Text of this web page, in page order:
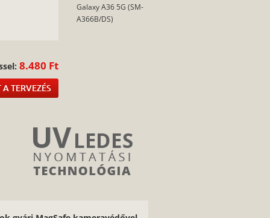
8.480 Ft
TERVEZÉS
Galaxy A36 5G (SM-
A366B/DS)